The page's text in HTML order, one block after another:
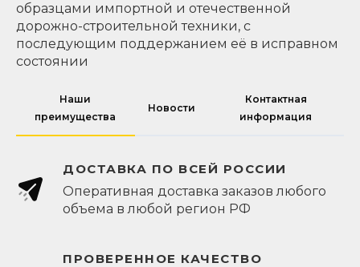
образцами импортной и отечественной
дорожно-строительной техники, с
последующим поддержанием её в исправном
состоянии
Наши
преимущества
Новости
Контактная
информация
ДОСТАВКА ПО ВСЕЙ РОССИИ
Оперативная доставка заказов любого
объема в любой регион РФ
ПРОВЕРЕННОЕ КАЧЕСТВО